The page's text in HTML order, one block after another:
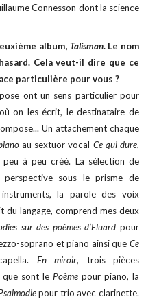
Connesson dont la science
album, Talisman. Le nom
Cela veut-il dire que ce
particulière pour vous ?
ont un sens particulier pour
on les écrit, le destinataire de
Un attachement chaque
au sextuor vocal Ce qui dure,
peu à peu créé. La sélection de
sous le prisme de
la parole des voix
du langage, comprend mes deux
sur des poèmes d’Eluard pour
soprano et piano ainsi que Ce
En miroir, trois pièces
que sont le Poème pour piano, la
pour trio avec clarinette.